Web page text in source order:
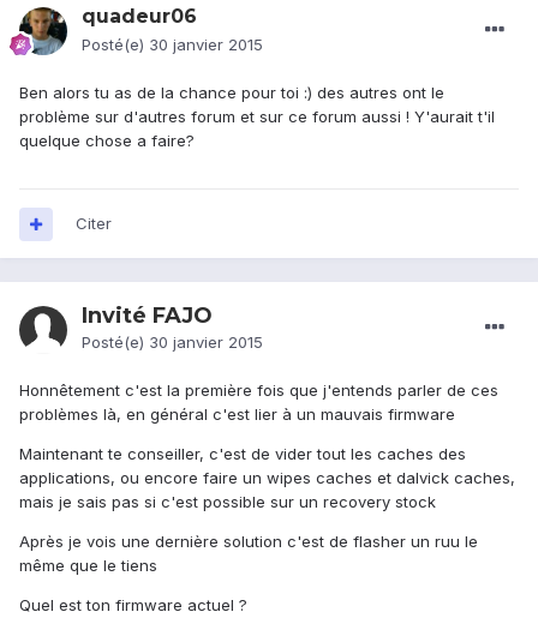
quadeur06
Posté(e) 30 janvier 2015
Ben alors tu as de la chance pour toi :) des autres ont le
problème sur d'autres forum et sur ce forum aussi ! Y'aurait t'il
quelque chose a faire?
Citer
Invité FAJO
Posté(e) 30 janvier 2015
Honnêtement c'est la première fois que j'entends parler de ces
problèmes là, en général c'est lier à un mauvais firmware
Maintenant te conseiller, c'est de vider tout les caches des
applications, ou encore faire un wipes caches et dalvick caches,
mais je sais pas si c'est possible sur un recovery stock
Après je vois une dernière solution c'est de flasher un ruu le
même que le tiens
Quel est ton firmware actuel ?